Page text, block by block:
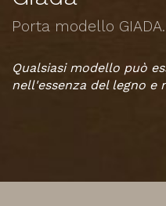
Porta modello GIADA.
Qualsiasi modello può
nell'essenza del legno e